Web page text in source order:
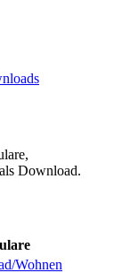
Download.
Wohnen